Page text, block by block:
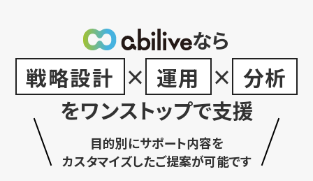
なら
戦略設計 × 運用 × 分析
をワンストップで支援
目的別にサポート内容を
カスタマイズしたご提案が可能です